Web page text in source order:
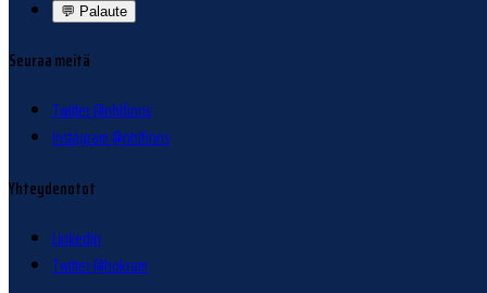
💬 Palaute
Seuraa meitä
Twitter @nhlfinns
Instagram @nhlfinns
Yhteydenotot
LinkedIn
Twitter @hokram